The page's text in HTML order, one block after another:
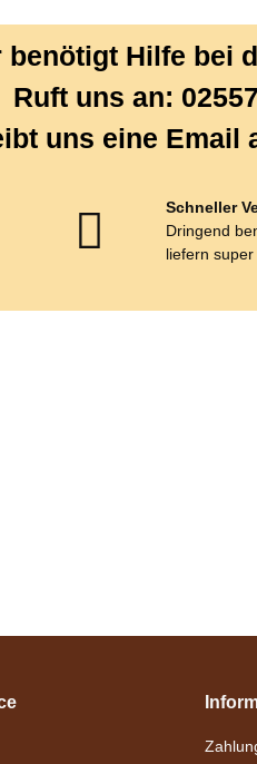
benötigt Hilfe bei
Ruft uns an:
uns eine Email
Schneller
Dringend
liefern super